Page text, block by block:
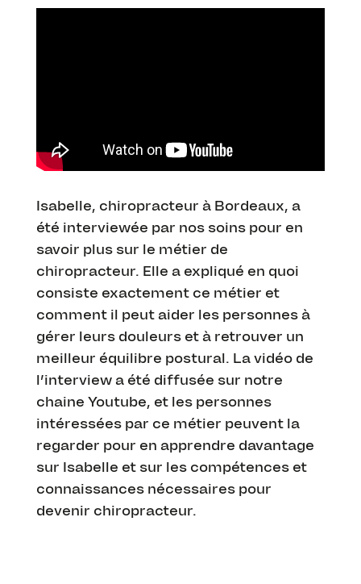
Isabelle, chiropracteur à Bordeaux, a
été interviewée par nos soins pour en
savoir plus sur le métier de
chiropracteur. Elle a expliqué en quoi
consiste exactement ce métier et
comment il peut aider les personnes à
gérer leurs douleurs et à retrouver un
meilleur équilibre postural. La vidéo de
l’interview a été diffusée sur notre
chaine Youtube, et les personnes
intéressées par ce métier peuvent la
regarder pour en apprendre davantage
sur Isabelle et sur les compétences et
connaissances nécessaires pour
devenir chiropracteur.